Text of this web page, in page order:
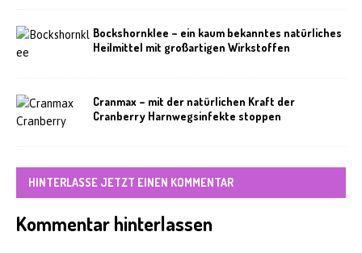
Bockshornklee – ein kaum bekanntes natürliches
Heilmittel mit großartigen Wirkstoffen
Cranmax – mit der natürlichen Kraft der
Cranberry Harnwegsinfekte stoppen
HINTERLASSE JETZT EINEN KOMMENTAR
Kommentar hinterlassen